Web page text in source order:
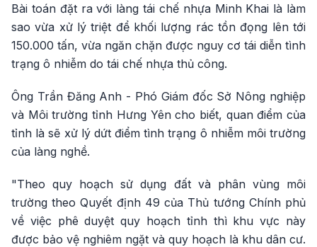
Bài toán đặt ra với làng tái chế nhựa Minh Khai là làm
sao vừa xử lý triệt để khối lượng rác tồn đọng lên tới
150.000 tấn, vừa ngăn chặn được nguy cơ tái diễn tình
trạng ô nhiễm do tái chế nhựa thủ công.
Ông Trần Đăng Anh - Phó Giám đốc Sở Nông nghiệp
và Môi trường tỉnh Hưng Yên cho biết, quan điểm của
tỉnh là sẽ xử lý dứt điểm tình trạng ô nhiễm môi trường
của làng nghề.
"Theo quy hoạch sử dụng đất và phân vùng môi
trường theo Quyết định 49 của Thủ tướng Chính phủ
về việc phê duyệt quy hoạch tỉnh thì khu vực này
được bảo vệ nghiêm ngặt và quy hoạch là khu dân cư.